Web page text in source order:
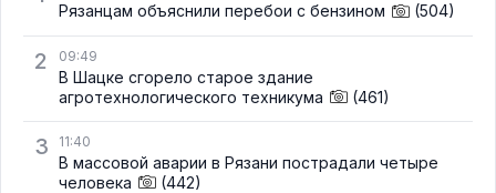
Рязанцам объяснили перебои с бензином (504)
2 09:49
В Шацке сгорело старое здание
агротехнологического техникума
(461)
3 11:40
В массовой аварии в Рязани пострадали четыре
человека
(442)